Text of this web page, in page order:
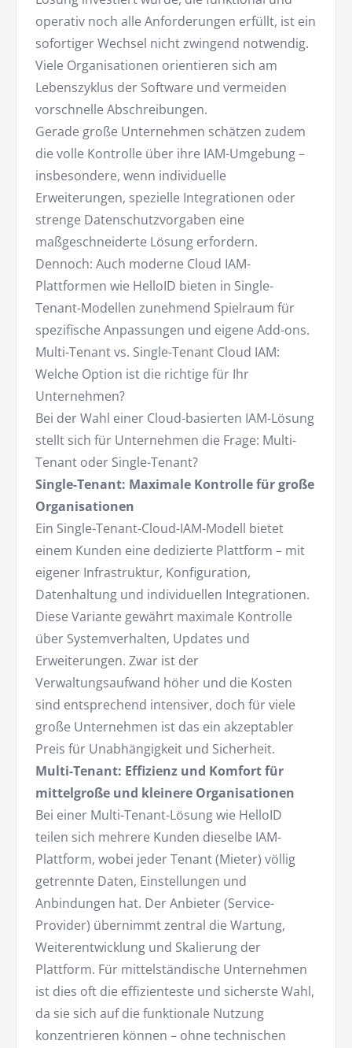
operativ noch alle Anforderungen erfüllt, ist ein
sofortiger Wechsel nicht zwingend notwendig.
Viele Organisationen orientieren sich am
Lebenszyklus der Software und vermeiden
vorschnelle Abschreibungen.
Gerade große Unternehmen schätzen zudem
die volle Kontrolle über ihre IAM-Umgebung –
insbesondere, wenn individuelle
Erweiterungen, spezielle Integrationen oder
strenge Datenschutzvorgaben eine
maßgeschneiderte Lösung erfordern.
Dennoch: Auch moderne Cloud IAM-
Plattformen wie HelloID bieten in Single-
Tenant-Modellen zunehmend Spielraum für
spezifische Anpassungen und eigene Add-ons.
Multi-Tenant vs. Single-Tenant Cloud IAM:
Welche Option ist die richtige für Ihr
Unternehmen?
Bei der Wahl einer Cloud-basierten IAM-Lösung
stellt sich für Unternehmen die Frage: Multi-
Tenant oder Single-Tenant?
Single-Tenant: Maximale Kontrolle für große
Organisationen
Ein Single-Tenant-Cloud-IAM-Modell bietet
einem Kunden eine dedizierte Plattform – mit
eigener Infrastruktur, Konfiguration,
Datenhaltung und individuellen Integrationen.
Diese Variante gewährt maximale Kontrolle
über Systemverhalten, Updates und
Erweiterungen. Zwar ist der
Verwaltungsaufwand höher und die Kosten
sind entsprechend intensiver, doch für viele
große Unternehmen ist das ein akzeptabler
Preis für Unabhängigkeit und Sicherheit.
Multi-Tenant: Effizienz und Komfort für
mittelgroße und kleinere Organisationen
Bei einer Multi-Tenant-Lösung wie HelloID
teilen sich mehrere Kunden dieselbe IAM-
Plattform, wobei jeder Tenant (Mieter) völlig
getrennte Daten, Einstellungen und
Anbindungen hat. Der Anbieter (Service-
Provider) übernimmt zentral die Wartung,
Weiterentwicklung und Skalierung der
Plattform. Für mittelständische Unternehmen
ist dies oft die effizienteste und sicherste Wahl,
da sie sich auf die funktionale Nutzung
konzentrieren können – ohne technischen